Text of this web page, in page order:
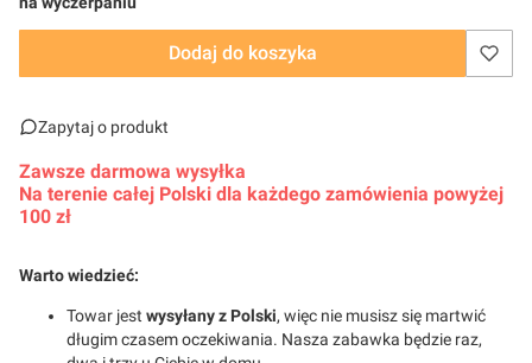
Dodaj do koszyka
Zapytaj o produkt
Zawsze darmowa wysyłka
Na terenie całej Polski dla każdego zamówienia powyżej
100 zł
Warto wiedzieć:
Towar jest wysyłany z Polski, więc nie musisz się martwić
długim czasem oczekiwania. Nasza zabawka będzie raz,